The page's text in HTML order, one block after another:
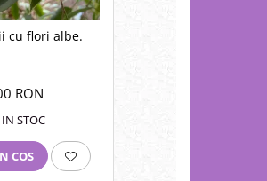
aurii cu flori albe.
RON
IN STOC
COS